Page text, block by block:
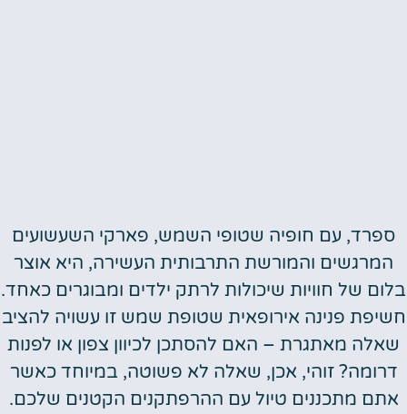
ספרד, עם חופיה שטופי השמש, פארקי השעשועים
המרגשים והמורשת התרבותית העשירה, היא אוצר
של חוויות שיכולות לרתק ילדים ומבוגרים כאחד.
פנינה אירופאית שטופת שמש זו עשויה להציב
מאתגרת – האם להסתכן לכיוון צפון או לפנות
זוהי, אכן, שאלה לא פשוטה, במיוחד כאשר
מתכננים טיול עם ההרפתקנים הקטנים שלכם.